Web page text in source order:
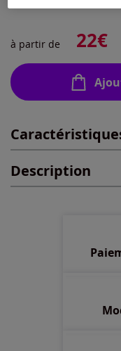
En stock
à partir de 22€
Description